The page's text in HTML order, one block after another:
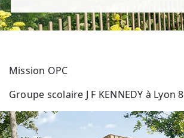
Mission OPC
Groupe scolaire J F KENNEDY à Lyon 8